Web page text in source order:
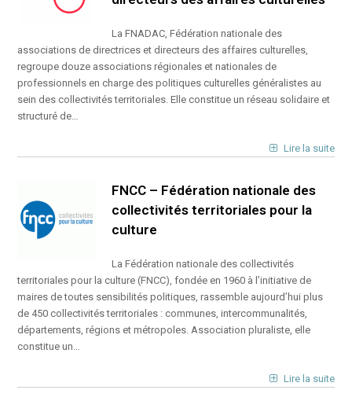
La FNADAC, Fédération nationale des
associations de directrices et directeurs des affaires culturelles,
regroupe douze associations régionales et nationales de
professionnels en charge des politiques culturelles généralistes au
sein des collectivités territoriales. Elle constitue un réseau solidaire et
structuré de…
Lire la suite
FNCC – Fédération nationale des
collectivités territoriales pour la
culture
La Fédération nationale des collectivités
territoriales pour la culture (FNCC), fondée en 1960 à l’initiative de
maires de toutes sensibilités politiques, rassemble aujourd’hui plus
de 450 collectivités territoriales : communes, intercommunalités,
départements, régions et métropoles. Association pluraliste, elle
constitue un…
Lire la suite